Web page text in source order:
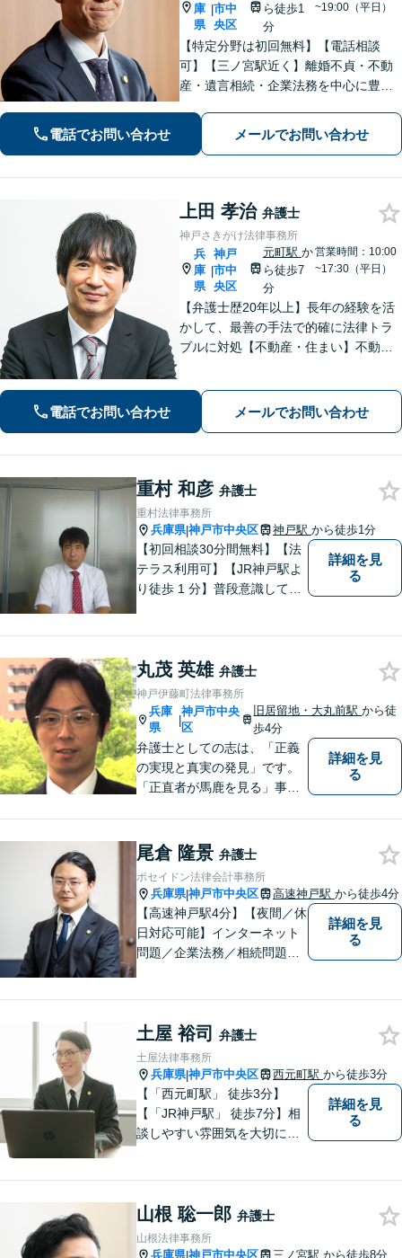
庫
県
|市中
央区
ら徒歩1
分
~19:00（平日）
【特定分野は初回無料】【電話相談
可】【三ノ宮駅近く】離婚不貞・不動
産・遺言相続・企業法務を中心に豊富
ために」をモットーに、高い専門性を
もって最善の解決を実現します。お気
電話でお問い合わせ メールでお問い合わせ
上田 孝治 弁護士
神戸さきがけ法律事務所
兵
庫
県
|
神戸
市中
央区
元町駅 か
ら徒歩7
分
営業時間：10:00
~17:30（平日）
【弁護士歴20年以上】長年の経験を活
かして、最善の手法で的確に法律トラ
ブルに対処【不動産・住まい】不動産
携してワンストップで解決【夜間・休
日相談可】【元町駅7分】
電話でお問い合わせ メールでお問い合わせ
重村 和彦 弁護士
重村法律事務所
兵庫県|神戸市中央区 神戸駅 から徒歩1分
【初回相談30分間無料】【法
テラス利用可】【JR神戸駅よ
り徒歩 1 分】普段意識してい
気軽にご相談下さい。
詳細を見
る
丸茂 英雄 弁護士
神戸伊藤町法律事務所
兵庫
県
|
神戸市中央
区
旧居留地・大丸前駅から徒
歩4分
弁護士としての志は、「正義
の実現と真実の発見」です。
「正直者が馬鹿を見る」事は
に分析し、情熱を持って事件
に取り組みます。
詳細を見
る
尾倉 隆景 弁護士
ポセイドン法律会計事務所
兵庫県|神戸市中央区 高速神戸駅 から徒歩4分
【高速神戸駅4分】【夜間／休
日対応可能】インターネット
問題／企業法務／相続問題／
詳細を見
る
土屋 裕司 弁護士
土屋法律事務所
兵庫県|神戸市中央区 西元町駅 から徒歩3分
【「西元町駅」 徒歩3分】
【「JR神戸駅」 徒歩7分】相
談しやすい雰囲気を大切に
丁寧にお聞きし、最適な解決
策を迅速に提供することをお
約束します。【法テラス利用
詳細を見
る
山根 聡一郎 弁護士
山根法律事務所
兵庫県|神戸市中央区 三ノ宮駅 から徒歩8分